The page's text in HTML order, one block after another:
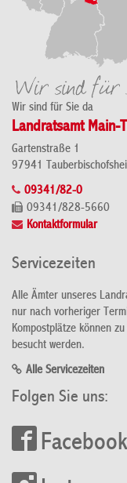
Wir sind für Sie da
Landratsamt Main-
Gartenstraße 1
97941
09341/82-0
09341/828-5660
Kontaktformular
Servicezeiten
Alle Ämter unseres
nur nach vorheriger
Kompostplätze können
besucht werden.
Alle Servicezeiten
Folgen Sie uns:
Facebook